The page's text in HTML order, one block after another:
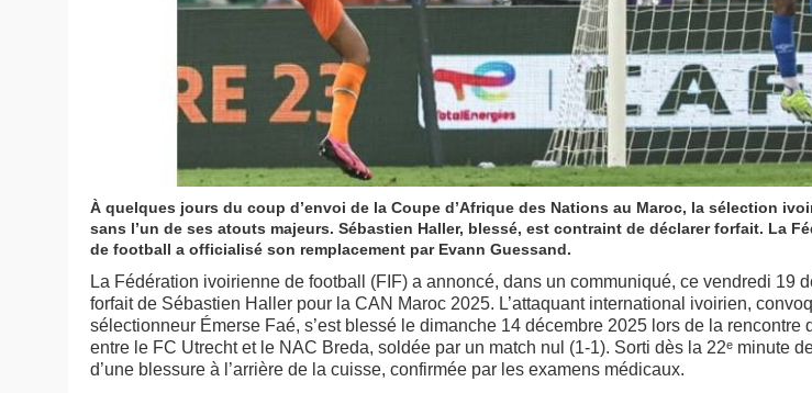
À quelques jours du coup d’envoi de la Coupe d’Afrique des Nations au Maroc, la sélection
sans l’un de ses atouts majeurs. Sébastien Haller, blessé, est contraint de déclarer forfait. La
de football a officialisé son remplacement par Evann Guessand.
La Fédération ivoirienne de football (FIF) a annoncé, dans un communiqué, ce vendredi 19
forfait de Sébastien Haller pour la CAN Maroc 2025. L’attaquant international ivoirien,
sélectionneur Émerse Faé, s’est blessé le dimanche 14 décembre 2025 lors de la rencontre
entre le FC Utrecht et le NAC Breda, soldée par un match nul (1-1). Sorti dès la 22ᵉ minute
d’une blessure à l’arrière de la cuisse, confirmée par les examens médicaux.